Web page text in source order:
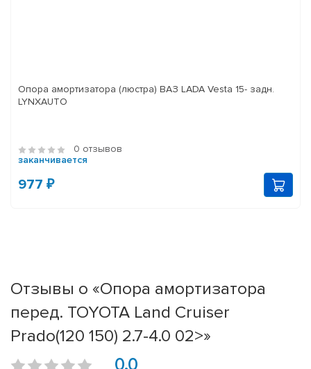
Опора амортизатора (люстра) ВАЗ LADA Vesta 15- задн.
LYNXAUTO
0 отзывов
заканчивается
977 ₽
Отзывы о «Опора амортизатора
перед. TOYOTA Land Cruiser
Prado(120 150) 2.7-4.0 02>»